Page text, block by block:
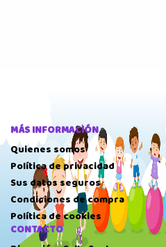
MÁS INFORMACIÓN
Quienes somos
Política de privacidad
Sus datos seguros
Condiciones de compra
Política de cookies
CONTACTO